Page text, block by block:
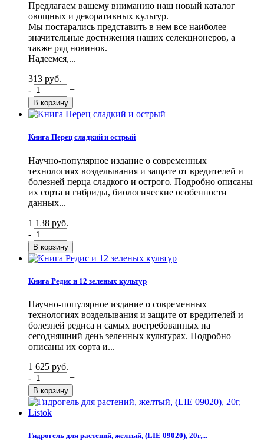
Предлагаем вашему вниманию наш новый каталог
овощных и декоративных культур.
Мы постарались представить в нем все наиболее
значительные достижения наших селекционеров, а
также ряд новинок.
Надеемся,...
313 руб.
-
+
Книга Перец сладкий и острый
Научно-популярное издание о современных
технологиях возделывания и защите от вредителей и
болезней перца сладкого и острого. Подробно описаны
их сорта и гибриды, биологические особенности
данных...
1 138 руб.
-
+
Книга Редис и 12 зеленых культур
Научно-популярное издание о современных
технологиях возделывания и защите от вредителей и
болезней редиса и самых востребованных на
сегодняшний день зеленных культурах. Подробно
описаны их сорта и...
1 625 руб.
-
+
Гидрогель для растений, желтый, (LIE 09020), 20г,...